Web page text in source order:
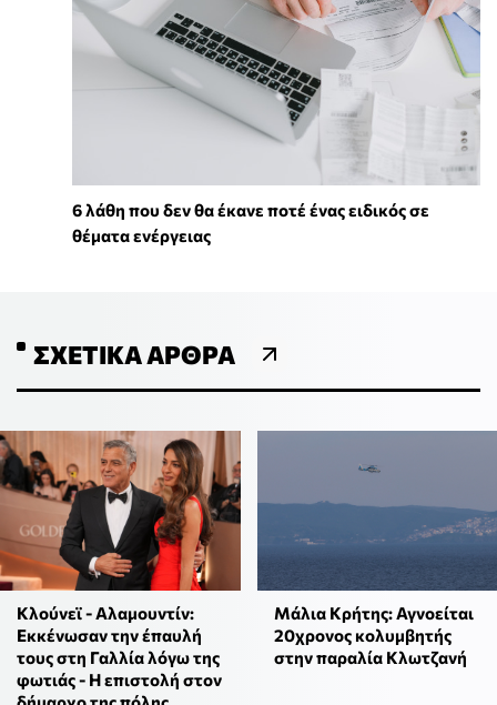
6 λάθη που δεν θα έκανε ποτέ ένας ειδικός σε
θέματα ενέργειας
ΣΧΕΤΙΚΆ ΆΡΘΡΑ
Κλούνεϊ - Αλαμουντίν:
Εκκένωσαν την έπαυλή
τους στη Γαλλία λόγω της
φωτιάς - Η επιστολή στον
Μάλια Κρήτης: Αγνοείται
20χρονος κολυμβητής
στην παραλία Κλωτζανή